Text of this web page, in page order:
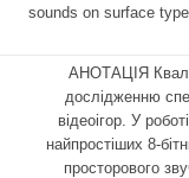
sounds on surface
АНОТАЦІЯ
дослідженню
відеоігор. У
найпростіших 8-
просторового